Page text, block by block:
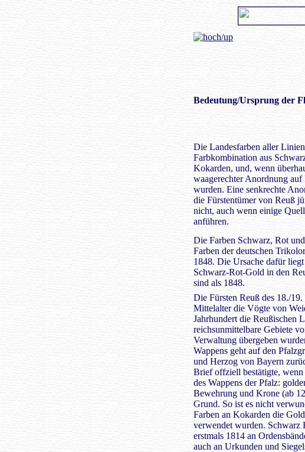
Bedeutung/Ursprung der
Die Landesfarben aller
Farbkombination aus
Kokarden, und, wenn
waagerechter Anordnung
wurden. Eine senkrechte
die Fürstentümer von Reuß
nicht, auch wenn einige
anführen.
Die Farben Schwarz, Rot
Farben der deutschen
1848. Die Ursache dafür
Schwarz-Rot-Gold in den
sind als 1848.
Die Fürsten Reuß des 18./
Mittelalter die Vögte von
Jahrhundert die Reußischen
reichsunmittelbare Gebiete
Verwaltung übergeben
Wappens geht auf den
und Herzog von Bayern
Brief offziell bestätigte,
des Wappens der Pfalz:
Bewehrung und Krone (ab
Grund. So ist es nicht
Farben an Kokarden die
verwendet wurden. Schwarz
erstmals 1814 an
auch an Urkunden und